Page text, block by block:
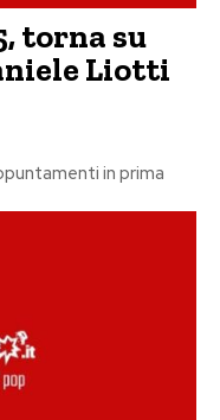
torna su
Liotti
in prima